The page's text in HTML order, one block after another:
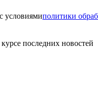
условиямиполитики
последних новостей